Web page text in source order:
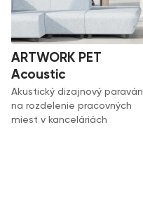
ARTWORK PET
Acoustic
Akustický dizajnový paraván
na rozdelenie pracovných
miest v kanceláriách